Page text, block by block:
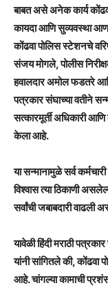
बाबत असे अनेक कार्य
कायदा आणि सुव्यवस्था
कोंढवा पोलिस स्टेशनचे
संजय मोगले, पोलीस
हवालदार अमोल फडतरे
पत्रकार संघाच्या वतीने
सत्कारमूर्ती अधिकारी आणि
केला आहे.
या सन्मानामुळे सर्व
विश्वास त्या ठिकाणी
सर्वांची जबाबदारी वाढली
यावेळी हिंदी मराठी
यांनी सांगितले की, कोंढवा
आहे. चांगल्या कामाची